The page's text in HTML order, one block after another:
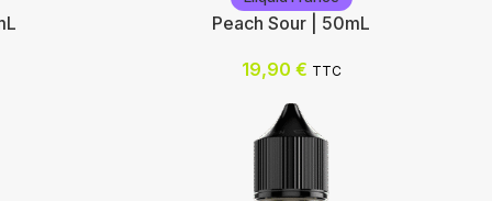
Peach Sour | 50mL
19,90 € TTC